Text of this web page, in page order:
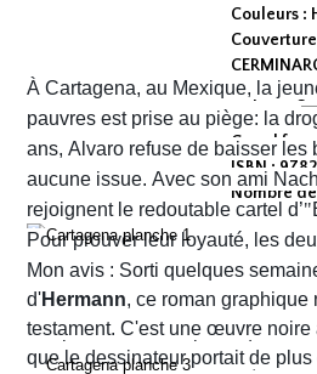
Couleurs :
Dépot
Editeur :
Grand
ISBN :
Nombre
À Cartagena, au Mexique, la
pauvres est prise au piège: la
ans, Alvaro refuse de baisser les
aucune issue. Avec son ami
rejoignent le redoutable cartel d’"
Pour prouver leur loyauté, les
reçoivent l'ordre d'exécuter des
Alvaro hésite, tremble mais en
finit par obéir. Cela provoque
Dans un sursaut de survie, il
Mon avis : Sorti quelques
d'Hermann, ce roman graphique
testament. C'est une œuvre noire
que le dessinateur portait de